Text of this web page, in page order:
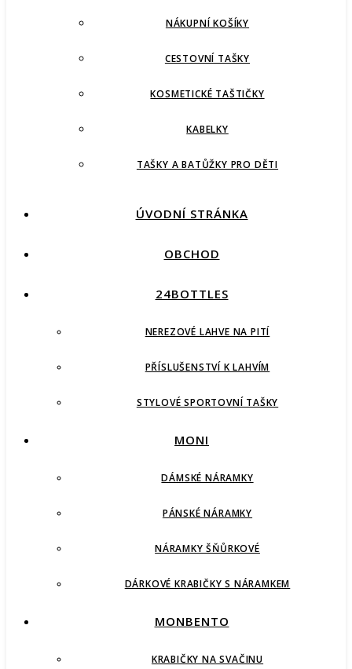
NÁKUPNÍ KOŠÍKY
CESTOVNÍ TAŠKY
KOSMETICKÉ TAŠTIČKY
KABELKY
TAŠKY A BATŮŽKY PRO DĚTI
ÚVODNÍ STRÁNKA
OBCHOD
24BOTTLES
NEREZOVÉ LAHVE NA PITÍ
PŘÍSLUŠENSTVÍ K LAHVÍM
STYLOVÉ SPORTOVNÍ TAŠKY
MONI
DÁMSKÉ NÁRAMKY
PÁNSKÉ NÁRAMKY
NÁRAMKY ŠŇŮRKOVÉ
DÁRKOVÉ KRABIČKY S NÁRAMKEM
MONBENTO
KRABIČKY NA SVAČINU